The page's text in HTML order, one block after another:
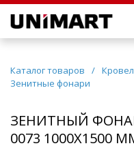
Каталог товаров /
Зенитные фонари
ЗЕНИТНЫЙ
0073 1000X1500